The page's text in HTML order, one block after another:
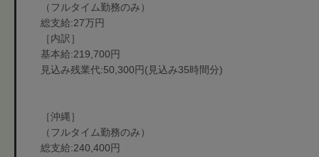
（フルタイム勤務のみ）
総支給:27万円
［内訳］
基本給:219,700円
見込み残業代:50,300円(見込み35時間分)
［沖縄］
（フルタイム勤務のみ）
総支給:240,400円